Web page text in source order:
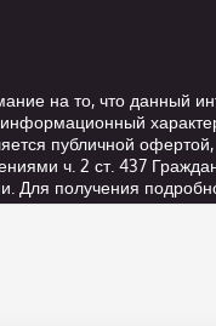
на то, что данный
публичной офертой,
ч. 2 ст. 437
Для получения
и сроках выполнения